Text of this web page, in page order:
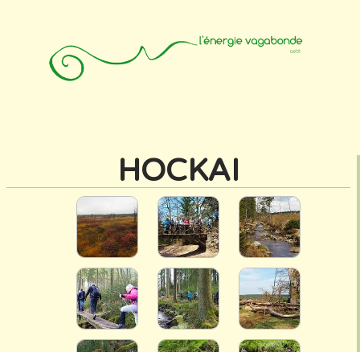
Animateurs
Contact
HOCKAI